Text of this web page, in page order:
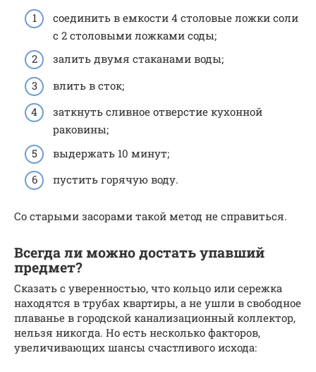
соединить в емкости 4 столовые ложки соли
с 2 столовыми ложками соды;
залить двумя стаканами воды;
влить в сток;
заткнуть сливное отверстие кухонной
раковины;
выдержать 10 минут;
пустить горячую воду.
Со старыми засорами такой метод не справиться.
Всегда ли можно достать упавший
предмет?
Сказать с уверенностью, что кольцо или сережка
находятся в трубах квартиры, а не ушли в свободное
плаванье в городской канализационный коллектор,
нельзя никогда. Но есть несколько факторов,
увеличивающих шансы счастливого исхода: